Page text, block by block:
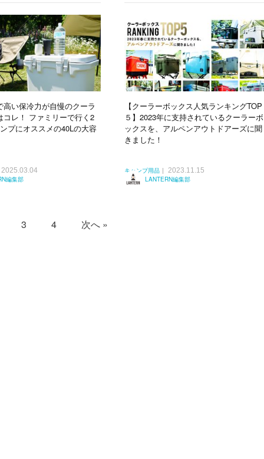
高い保冷力が自慢のクーラ
コレ！ ファミリーで行く2
プにオススメの40Lの大容
編集部
【クーラーボックス人気ランキングTOP
５】2023年に支持されているクーラーボ
ックスを、アルペンアウトドアーズに聞
きました！
キャンプ用品
2023.11.15
LANTERN編集部
3 4 次へ »